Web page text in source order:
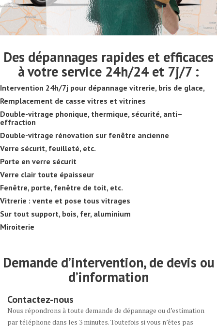
Des dépannages rapides et efficaces
à votre service 24h/24 et 7j/7 :
Intervention 24h/7j pour dépannage vitrerie, bris de glace,
Remplacement de casse vitres et vitrines
Double-vitrage phonique, thermique, sécurité, anti–
effraction
Double-vitrage rénovation sur fenêtre ancienne
Verre sécurit, feuilleté, etc.
Porte en verre sécurit
Verre clair toute épaisseur
Fenêtre, porte, fenêtre de toit, etc.
Vitrerie : vente et pose tous vitrages
Sur tout support, bois, fer, aluminium
Miroiterie
Demande d’intervention, de devis ou
d’information
Contactez-nous
Nous répondrons à toute demande de dépannage ou d’estimation
par téléphone dans les 3 minutes. Toutefois si vous n’êtes pas